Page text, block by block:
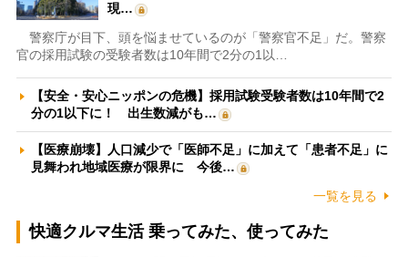
現…
警察庁が目下、頭を悩ませているのが「警察官不足」だ。警察
官の採用試験の受験者数は10年間で2分の1以…
【安全・安心ニッポンの危機】採用試験受験者数は10年間で2
分の1以下に！ 出生数減がも…
【医療崩壊】人口減少で「医師不足」に加えて「患者不足」に
見舞われ地域医療が限界に 今後…
一覧を見る
快適クルマ生活 乗ってみた、使ってみた